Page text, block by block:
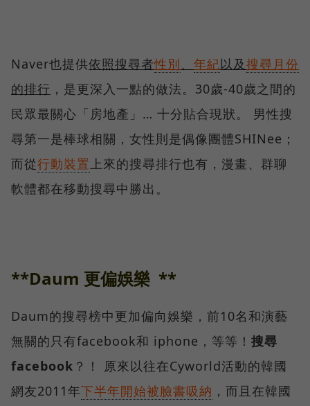
Naver也提供依照搜尋者性別 年紀以及搜尋月份
的排行 ，是更深入一點的做法。30歲-40歲之間的
民眾最關心「房地產」… 十分貼合現狀。 男性搜
尋第一是棒球相關，女性則是偶像團體SHINee；
而從行動裝置 上來的搜尋排行也有，漫畫、群聊
軟體都在移動搜尋中勝出。
**Daum 更偏娛樂 **
Daum的搜尋榜中更加偏向娛樂，前10名和演藝
無關的只有facebook和 iphone，等等！ 搜尋
facebook ？！ 原來以往在Cyworld活動的韓國
網友2011年下半年開始被臉書吸納 ，而且在韓國